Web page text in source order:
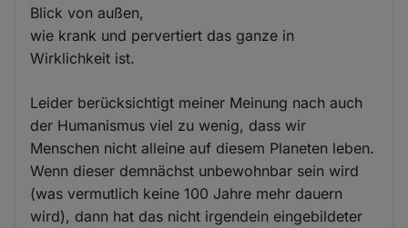
Blick von außen,
wie krank und pervertiert das ganze in
Wirklichkeit ist.
Leider berücksichtigt meiner Meinung nach auch
der Humanismus viel zu wenig, dass wir
Menschen nicht alleine auf diesem Planeten leben.
Wenn dieser demnächst unbewohnbar sein wird
(was vermutlich keine 100 Jahre mehr dauern
wird), dann hat das nicht irgendein eingebildeter